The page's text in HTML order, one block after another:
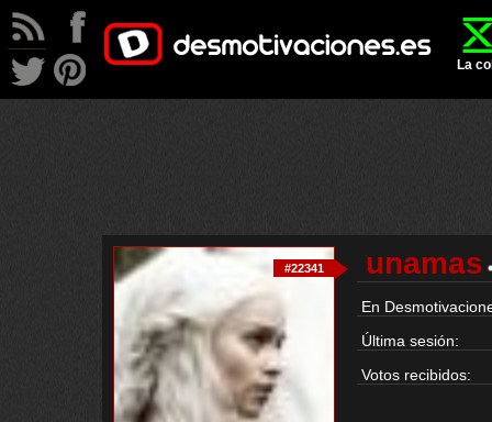
La
#22341 unamas
En
Última sesión:
Votos recibidos: